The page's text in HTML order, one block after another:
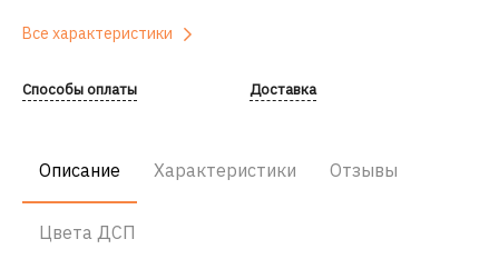
Все характеристики
Способы оплаты Доставка
Описание Характеристики Отзывы
Цвета ДСП